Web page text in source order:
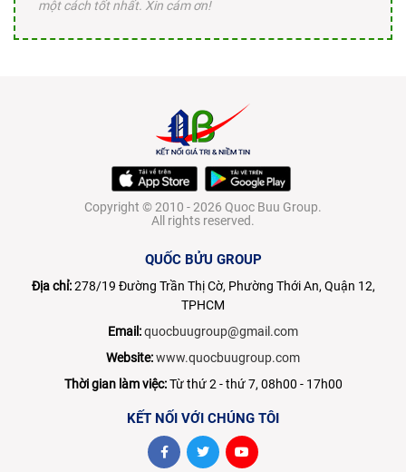
một cách tốt nhất. Xin cám ơn!
Copyright © 2010 - 2026 Quoc Buu Group.
All rights reserved.
QUỐC BỬU GROUP
Địa chỉ:278/19 Đường Trần Thị Cờ, Phường Thới An, Quận 12,
TPHCM
Email:quocbuugroup@gmail.com
Website:www.quocbuugroup.com
Thời gian làm việc:Từ thứ 2 - thứ 7, 08h00 - 17h00
KẾT NỐI VỚI CHÚNG TÔI